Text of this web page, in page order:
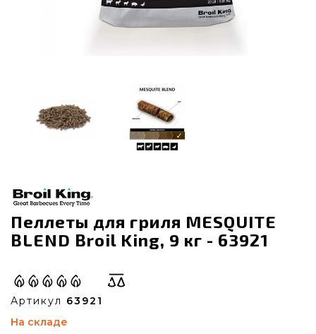
Пеллеты для гриля MESQUITE
BLEND Broil King, 9 кг - 63921
Артикул 63921
На складе